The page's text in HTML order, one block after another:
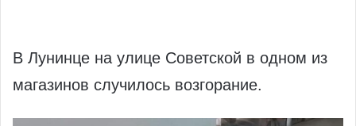
В Лунинце на улице Советской в одном из
магазинов случилось возгорание.